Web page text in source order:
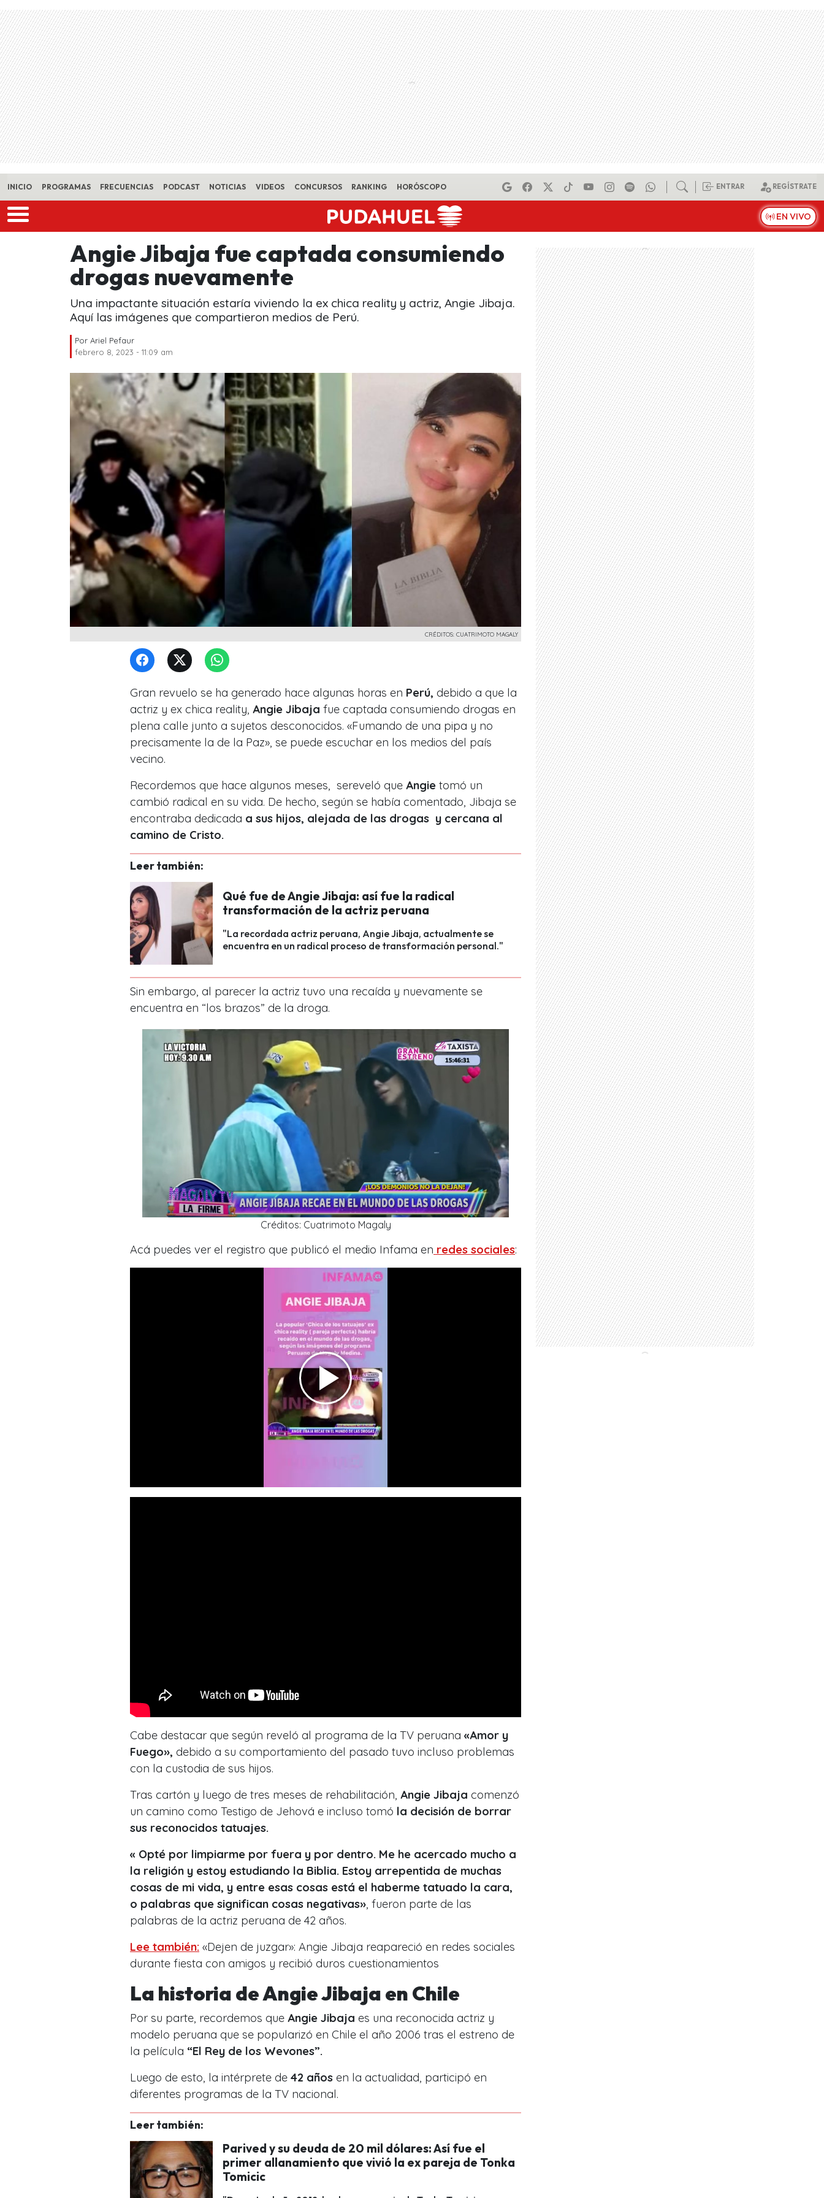
Skip to main content
INICIO PROGRAMAS FRECUENCIAS PODCAST NOTICIAS VIDEOS CONCURSOS RANKING HORÓSCOPO ENTRAR REGÍSTRATE
EN VIVO
Angie Jibaja fue captada consumiendo
drogas nuevamente
Una impactante situación estaría viviendo la ex chica reality y actriz, Angie Jibaja.
Aquí las imágenes que compartieron medios de Perú.
Por Ariel Pefaur
febrero 8, 2023 - 11:09 am
CRÉDITOS: CUATRIMOTO MAGALY
Gran revuelo se ha generado hace algunas horas en Perú, debido a que la
actriz y ex chica reality, Angie Jibaja fue captada consumiendo drogas en
plena calle junto a sujetos desconocidos. «Fumando de una pipa y no
precisamente la de la Paz», se puede escuchar en los medios del país
vecino.
Recordemos que hace algunos meses, sereveló que Angie tomó un
cambió radical en su vida. De hecho, según se había comentado, Jibaja se
encontraba dedicada a sus hijos, alejada de las drogas y cercana al
camino de Cristo.
Leer también:
Qué fue de Angie Jibaja: así fue la radical
transformación de la actriz peruana
"La recordada actriz peruana, Angie Jibaja, actualmente se
encuentra en un radical proceso de transformación personal."
Sin embargo, al parecer la actriz tuvo una recaída y nuevamente se
encuentra en “los brazos” de la droga.
Créditos: Cuatrimoto Magaly
Acá puedes ver el registro que publicó el medio Infama en redes sociales:
Cabe destacar que según reveló al programa de la TV peruana «Amor y
Fuego», debido a su comportamiento del pasado tuvo incluso problemas
con la custodia de sus hijos.
Tras cartón y luego de tres meses de rehabilitación, Angie Jibaja comenzó
un camino como Testigo de Jehová e incluso tomó la decisión de borrar
sus reconocidos tatuajes.
« Opté por limpiarme por fuera y por dentro. Me he acercado mucho a
la religión y estoy estudiando la Biblia. Estoy arrepentida de muchas
cosas de mi vida, y entre esas cosas está el haberme tatuado la cara,
o palabras que significan cosas negativas», fueron parte de las
palabras de la actriz peruana de 42 años.
Lee también: «Dejen de juzgar»: Angie Jibaja reapareció en redes sociales
durante fiesta con amigos y recibió duros cuestionamientos
La historia de Angie Jibaja en Chile
Por su parte, recordemos que Angie Jibaja es una reconocida actriz y
modelo peruana que se popularizó en Chile el año 2006 tras el estreno de
la película “El Rey de los Wevones”.
Luego de esto, la intérprete de 42 años en la actualidad, participó en
diferentes programas de la TV nacional.
Leer también:
Parived y su deuda de 20 mil dólares: Así fue el
primer allanamiento que vivió la ex pareja de Tonka
Tomicic